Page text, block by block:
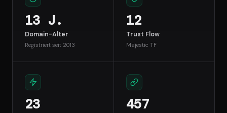
13 J.
Domain-Alter
Registriert seit 2013
12
Trust Flow
Majestic TF
23 457